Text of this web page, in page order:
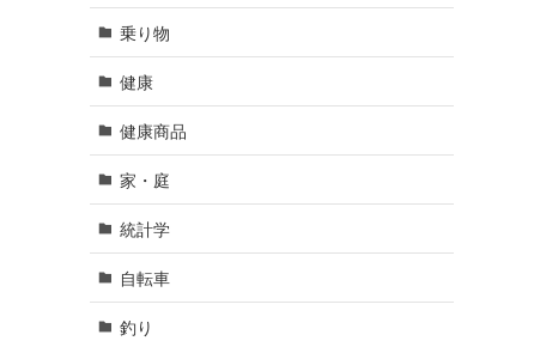
乗り物
健康
健康商品
家・庭
統計学
自転車
釣り